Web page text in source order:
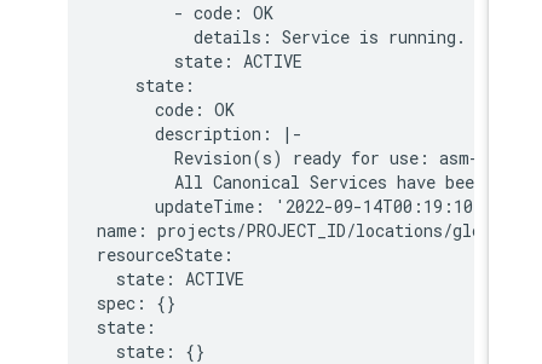
        - code: OK
          details: Service is running.
        state: ACTIVE
    state:
      code: OK
      description: |-
Revision(s) ready for use: asm-
All Canonical Services have been
updateTime: '2022-09-
name: projects/PROJECT_ID/locations/
resourceState:
  state: ACTIVE
spec: {}
state:
  state: {}